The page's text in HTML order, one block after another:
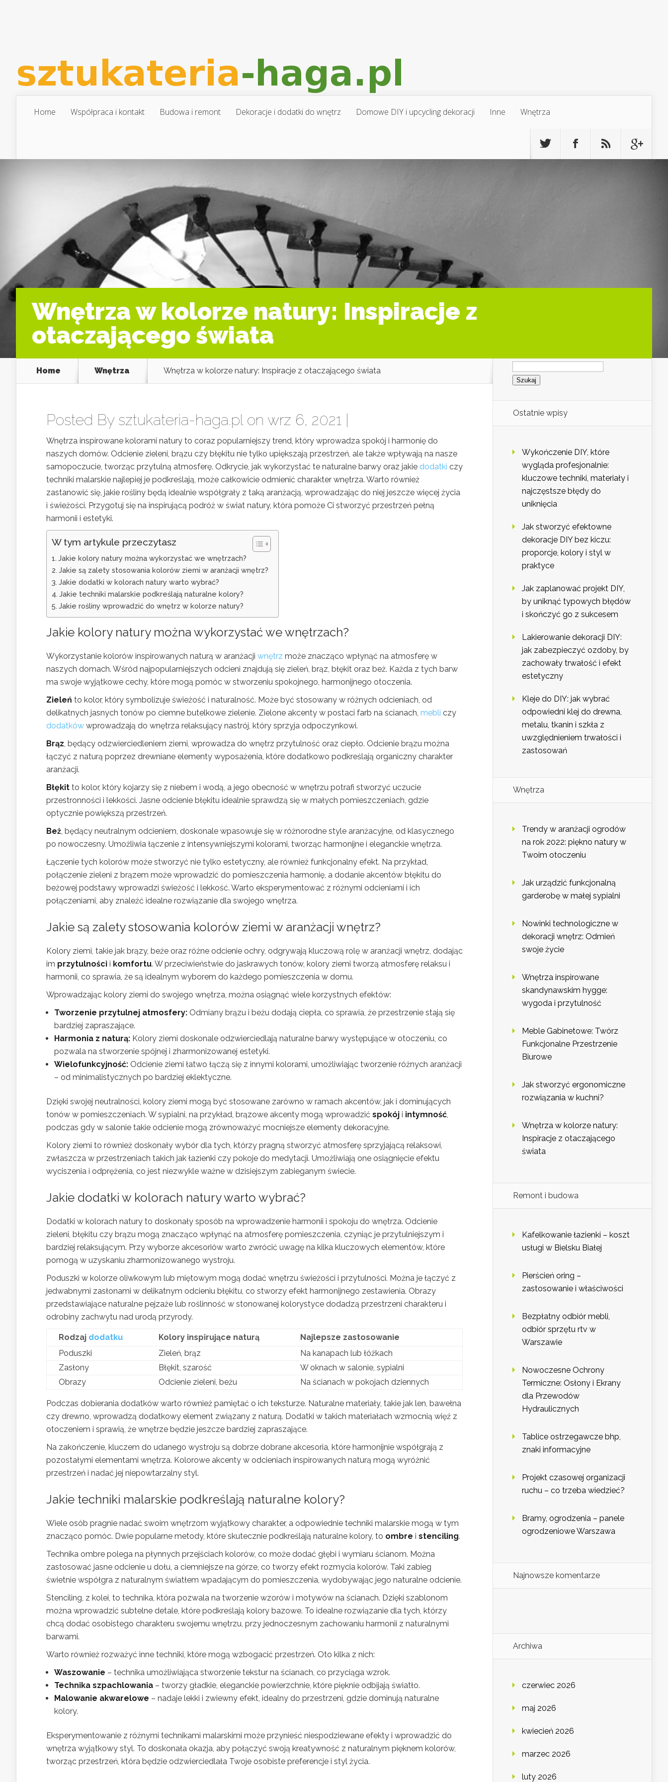
Home Współpraca i kontakt Budowa i remont Dekoracje i dodatki do wnętrz Domowe DIY i upcycling dekoracji Inne Wnętrza
Wnętrza w kolorze natury: Inspiracje z
otaczającego świata
Home Wnętrza Wnętrza w kolorze natury: Inspiracje z otaczającego świata
Posted By sztukateria-haga.plon wrz 6, 2021 |
Wnętrza inspirowane kolorami natury to coraz popularniejszy trend, który wprowadza spokój i harmonię do
naszych domów. Odcienie zieleni, brązu czy błękitu nie tylko upiększają przestrzeń, ale także wpływają na nasze
samopoczucie, tworząc przytulną atmosferę. Odkrycie, jak wykorzystać te naturalne barwy oraz jakie dodatki czy
techniki malarskie najlepiej je podkreślają, może całkowicie odmienić charakter wnętrza. Warto również
zastanowić się, jakie rośliny będą idealnie współgrały z taką aranżacją, wprowadzając do niej jeszcze więcej życia
i świeżości. Przygotuj się na inspirującą podróż w świat natury, która pomoże Ci stworzyć przestrzeń pełną
harmonii i estetyki.
W tym artykule przeczytasz
Jakie kolory natury można wykorzystać we wnętrzach?
Jakie są zalety stosowania kolorów ziemi w aranżacji wnętrz?
Jakie dodatki w kolorach natury warto wybrać?
Jakie techniki malarskie podkreślają naturalne kolory?
Jakie rośliny wprowadzić do wnętrz w kolorze natury?
Jakie kolory natury można wykorzystać we wnętrzach?
Wykorzystanie kolorów inspirowanych naturą w aranżacji wnętrz może znacząco wpłynąć na atmosferę w
naszych domach. Wśród najpopularniejszych odcieni znajdują się zieleń, brąz, błękit oraz beż. Każda z tych barw
ma swoje wyjątkowe cechy, które mogą pomóc w stworzeniu spokojnego, harmonijnego otoczenia.
Zieleń to kolor, który symbolizuje świeżość i naturalność. Może być stosowany w różnych odcieniach, od
delikatnych jasnych tonów po ciemne butelkowe zielenie. Zielone akcenty w postaci farb na ścianach, mebli czy
dodatków wprowadzają do wnętrza relaksujący nastrój, który sprzyja odpoczynkowi.
Brąz, będący odzwierciedleniem ziemi, wprowadza do wnętrz przytulność oraz ciepło. Odcienie brązu można
łączyć z naturą poprzez drewniane elementy wyposażenia, które dodatkowo podkreślają organiczny charakter
aranżacji.
Błękit to kolor, który kojarzy się z niebem i wodą, a jego obecność w wnętrzu potrafi stworzyć uczucie
przestronności i lekkości. Jasne odcienie błękitu idealnie sprawdzą się w małych pomieszczeniach, gdzie
optycznie powiększą przestrzeń.
Beż, będący neutralnym odcieniem, doskonale wpasowuje się w różnorodne style aranżacyjne, od klasycznego
po nowoczesny. Umożliwia łączenie z intensywniejszymi kolorami, tworząc harmonijne i eleganckie wnętrza.
Łączenie tych kolorów może stworzyć nie tylko estetyczny, ale również funkcjonalny efekt. Na przykład,
połączenie zieleni z brązem może wprowadzić do pomieszczenia harmonię, a dodanie akcentów błękitu do
beżowej podstawy wprowadzi świeżość i lekkość. Warto eksperymentować z różnymi odcieniami i ich
połączeniami, aby znaleźć idealne rozwiązanie dla swojego wnętrza.
Jakie są zalety stosowania kolorów ziemi w aranżacji wnętrz?
Kolory ziemi, takie jak brązy, beże oraz różne odcienie ochry, odgrywają kluczową rolę w aranżacji wnętrz, dodając
im przytulności i komfortu. W przeciwieństwie do jaskrawych tonów, kolory ziemi tworzą atmosferę relaksu i
harmonii, co sprawia, że są idealnym wyborem do każdego pomieszczenia w domu.
Wprowadzając kolory ziemi do swojego wnętrza, można osiągnąć wiele korzystnych efektów:
Tworzenie przytulnej atmosfery: Odmiany brązu i beżu dodają ciepła, co sprawia, że przestrzenie stają się
bardziej zapraszające.
Harmonia z naturą: Kolory ziemi doskonale odzwierciedlają naturalne barwy występujące w otoczeniu, co
pozwala na stworzenie spójnej i zharmonizowanej estetyki.
Wielofunkcyjność: Odcienie ziemi łatwo łączą się z innymi kolorami, umożliwiając tworzenie różnych aranżacji
– od minimalistycznych po bardziej eklektyczne.
Dzięki swojej neutralności, kolory ziemi mogą być stosowane zarówno w ramach akcentów, jak i dominujących
tonów w pomieszczeniach. W sypialni, na przykład, brązowe akcenty mogą wprowadzić spokój i intymność,
podczas gdy w salonie takie odcienie mogą zrównoważyć mocniejsze elementy dekoracyjne.
Kolory ziemi to również doskonały wybór dla tych, którzy pragną stworzyć atmosferę sprzyjającą relaksowi,
zwłaszcza w przestrzeniach takich jak łazienki czy pokoje do medytacji. Umożliwiają one osiągnięcie efektu
wyciszenia i odprężenia, co jest niezwykle ważne w dzisiejszym zabieganym świecie.
Jakie dodatki w kolorach natury warto wybrać?
Dodatki w kolorach natury to doskonały sposób na wprowadzenie harmonii i spokoju do wnętrza. Odcienie
zieleni, błękitu czy brązu mogą znacząco wpłynąć na atmosferę pomieszczenia, czyniąc je przytulniejszym i
bardziej relaksującym. Przy wyborze akcesoriów warto zwrócić uwagę na kilka kluczowych elementów, które
pomogą w uzyskaniu zharmonizowanego wystroju.
Poduszki w kolorze oliwkowym lub miętowym mogą dodać wnętrzu świeżości i przytulności. Można je łączyć z
jedwabnymi zasłonami w delikatnym odcieniu błękitu, co stworzy efekt harmonijnego zestawienia. Obrazy
przedstawiające naturalne pejzaże lub roślinność w stonowanej kolorystyce dodadzą przestrzeni charakteru i
odrobiny zachwytu nad urodą przyrody.
Rodzaj dodatku Kolory inspirujące naturą
Najlepsze zastosowanie
Poduszki
Zieleń, brąz
Na kanapach lub łóżkach
Zasłony
Błękit, szarość
W oknach w salonie, sypialni
Obrazy
Odcienie zieleni, beżu Na ścianach w pokojach dziennych
Podczas dobierania dodatków warto również pamiętać o ich teksturze. Naturalne materiały, takie jak len, bawełna
czy drewno, wprowadzą dodatkowy element związany z naturą. Dodatki w takich materiałach wzmocnią więź z
otoczeniem i sprawią, że wnętrze będzie jeszcze bardziej zapraszające.
Na zakończenie, kluczem do udanego wystroju są dobrze dobrane akcesoria, które harmonijnie współgrają z
pozostałymi elementami wnętrza. Kolorowe akcenty w odcieniach inspirowanych naturą mogą wyróżnić
przestrzeń i nadać jej niepowtarzalny styl.
Jakie techniki malarskie podkreślają naturalne kolory?
Wiele osób pragnie nadać swoim wnętrzom wyjątkowy charakter, a odpowiednie techniki malarskie mogą w tym
znacząco pomóc. Dwie popularne metody, które skutecznie podkreślają naturalne kolory, to ombre i stenciling.
Technika ombre polega na płynnych przejściach kolorów, co może dodać głębi i wymiaru ścianom. Można
zastosować jasne odcienie u dołu, a ciemniejsze na górze, co tworzy efekt rozmycia kolorów. Taki zabieg
świetnie współgra z naturalnym światłem wpadającym do pomieszczenia, wydobywając jego naturalne odcienie.
Stenciling, z kolei, to technika, która pozwala na tworzenie wzorów i motywów na ścianach. Dzięki szablonom
można wprowadzić subtelne detale, które podkreślają kolory bazowe. To idealne rozwiązanie dla tych, którzy
chcą dodać osobistego charakteru swojemu wnętrzu, przy jednoczesnym zachowaniu harmonii z naturalnymi
barwami.
Warto również rozważyć inne techniki, które mogą wzbogacić przestrzeń. Oto kilka z nich:
Waszowanie – technika umożliwiająca stworzenie tekstur na ścianach, co przyciąga wzrok.
Technika szpachlowania – tworzy gładkie, eleganckie powierzchnie, które pięknie odbijają światło.
Malowanie akwarelowe – nadaje lekki i zwiewny efekt, idealny do przestrzeni, gdzie dominują naturalne
kolory.
Eksperymentowanie z różnymi technikami malarskimi może przynieść niespodziewane efekty i wprowadzić do
wnętrza wyjątkowy styl. To doskonała okazja, aby połączyć swoją kreatywność z naturalnym pięknem kolorów,
tworząc przestrzeń, która będzie odzwierciedlała Twoje osobiste preferencje i styl życia.
Szukaj:
Ostatnie wpisy
Wykończenie DIY, które
wygląda profesjonalnie:
kluczowe techniki, materiały i
najczęstsze błędy do
uniknięcia
Jak stworzyć efektowne
dekoracje DIY bez kiczu:
proporcje, kolory i styl w
praktyce
Jak zaplanować projekt DIY,
by uniknąć typowych błędów
i skończyć go z sukcesem
Lakierowanie dekoracji DIY:
jak zabezpieczyć ozdoby, by
zachowały trwałość i efekt
estetyczny
Kleje do DIY: jak wybrać
odpowiedni klej do drewna,
metalu, tkanin i szkła z
uwzględnieniem trwałości i
zastosowań
Wnętrza
Trendy w aranżacji ogrodów
na rok 2022: piękno natury w
Twoim otoczeniu
Jak urządzić funkcjonalną
garderobę w małej sypialni
Nowinki technologiczne w
dekoracji wnętrz: Odmień
swoje życie
Wnętrza inspirowane
skandynawskim hygge:
wygoda i przytulność
Meble Gabinetowe: Twórz
Funkcjonalne Przestrzenie
Biurowe
Jak stworzyć ergonomiczne
rozwiązania w kuchni?
Wnętrza w kolorze natury:
Inspiracje z otaczającego
świata
Remont i budowa
Kafelkowanie łazienki – koszt
usługi w Bielsku Białej
Pierścień oring –
zastosowanie i właściwości
Bezpłatny odbiór mebli,
odbiór sprzętu rtv w
Warszawie
Nowoczesne Ochrony
Termiczne: Osłony i Ekrany
dla Przewodów
Hydraulicznych
Tablice ostrzegawcze bhp,
znaki informacyjne
Projekt czasowej organizacji
ruchu – co trzeba wiedzieć?
Bramy, ogrodzenia – panele
ogrodzeniowe Warszawa
Najnowsze komentarze
Archiwa
czerwiec 2026
maj 2026
kwiecień 2026
marzec 2026
luty 2026